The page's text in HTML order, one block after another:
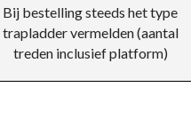
Bij bestelling steeds het type
trapladder vermelden (aantal
treden inclusief platform)